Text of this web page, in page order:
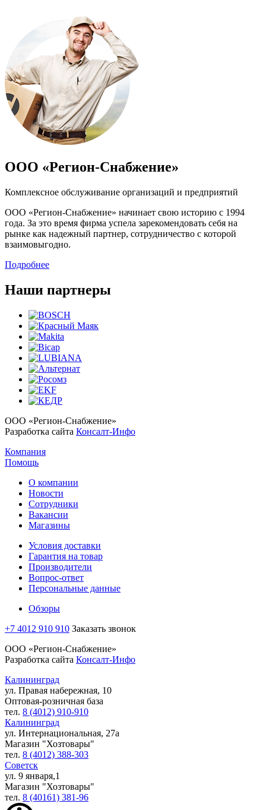
ООО «Регион-Снабжение»
Комплексное обслуживание организаций и предприятий
ООО «Регион-Снабжение» начинает свою историю с 1994
года. За это время фирма успела зарекомендовать себя на
рынке как надежный партнер, сотрудничество с которой
взаимовыгодно.
Подробнее
Наши партнеры
ООО «Регион-Снабжение»
Разработка сайта Консалт-Инфо
Компания
Помощь
О компании
Новости
Сотрудники
Вакансии
Магазины
Условия доставки
Гарантия на товар
Производители
Вопрос-ответ
Персональные данные
Обзоры
+7 4012 910 910 Заказать звонок
ООО «Регион-Снабжение»
Разработка сайта Консалт-Инфо
Калининград
ул. Правая набережная, 10
Оптовая-розничная база
тел. 8 (4012) 910-910
Калининград
ул. Интернациональная, 27а
Магазин "Хозтовары"
тел. 8 (4012) 388-303
Советск
ул. 9 января,1
Магазин "Хозтовары"
тел. 8 (40161) 381-96